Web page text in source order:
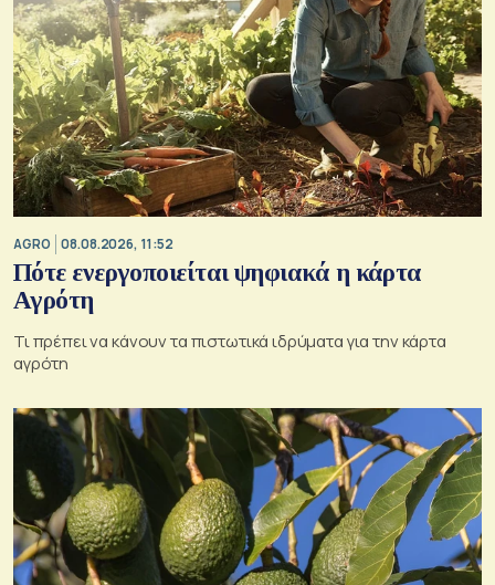
AGRO 08.08.2026, 11:52
Πότε ενεργοποιείται ψηφιακά η κάρτα
Αγρότη
Τι πρέπει να κάνουν τα πιστωτικά ιδρύματα για την κάρτα
αγρότη